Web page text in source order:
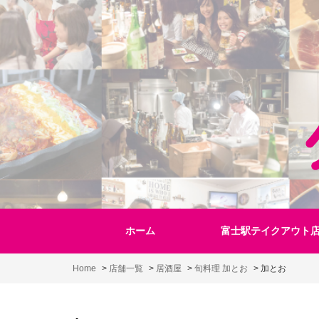
Skip
content
ホーム 富士駅テイクアウト
Home > 店舗一覧 > 居酒屋 > 旬料理 加とお > 加とお